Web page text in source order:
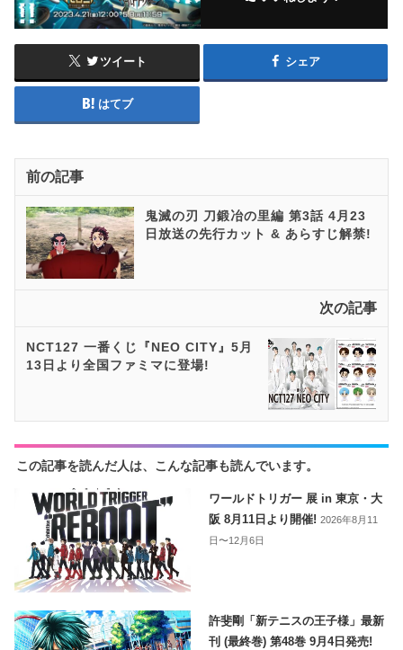
ツイート シェア
はてブ
前の記事
鬼滅の刃 刀鍛冶の里編 第3話 4月23
日放送の先行カット & あらすじ解禁!
次の記事
NCT127 一番くじ『NEO CITY』5月
13日より全国ファミマに登場!
この記事を読んだ人は、こんな記事も読んでいます。
ワールドトリガー 展 in 東京・大
阪 8月11日より開催!2026年8月11
日〜12月6日
許斐剛「新テニスの王子様」最新
刊 (最終巻) 第48巻 9月4日発売!